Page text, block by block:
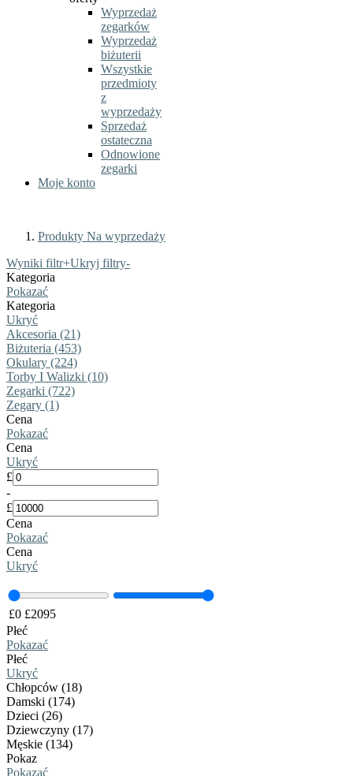
Wyprzedaż
zegarków
Wyprzedaż
biżuterii
Wszystkie
przedmioty
z
wyprzedaży
Sprzedaż
ostateczna
Odnowione
zegarki
Moje konto
Produkty Na wyprzedaży
Wyniki filtr+Ukryj filtry-
Kategoria
Pokazać
Kategoria
Ukryć
Akcesoria (21)
Biżuteria (453)
Okulary (224)
Torby I Walizki (10)
Zegarki (722)
Zegary (1)
Cena
Pokazać
Cena
Ukryć
£
-
£
Cena
Pokazać
Cena
Ukryć
£0 £2095
Płeć
Pokazać
Płeć
Ukryć
Chłopców (18)
Damski (174)
Dzieci (26)
Dziewczyny (17)
Męskie (134)
Pokaz
Pokazać